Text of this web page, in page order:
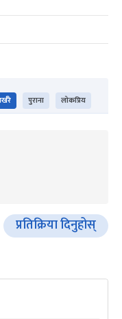
पुराना लोकप्रिय
प्रतिक्रिया दिनुहोस्